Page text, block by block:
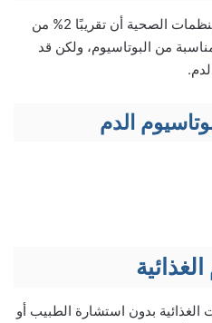
على الرغم من توصيات جميع المنظمات الصحية أن تقريبًا 2% من
من البوتاسيوم، ولكن قد
الدم
بدون استشارة الطبيب أو